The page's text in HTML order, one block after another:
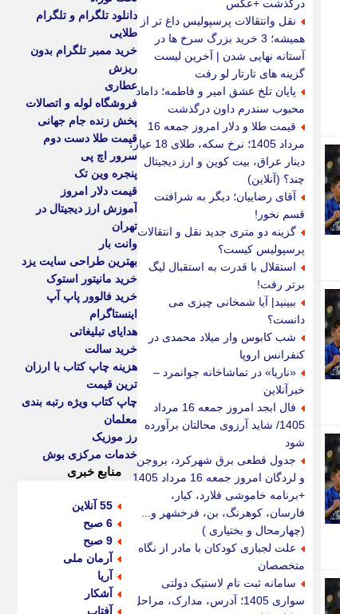
درگذشت +عکس
نقل وانتقالات پرسپولیس داغ تر از
همیشه؛ 3 خرید بزرگ سرخ ها در
آستانه نهایی شدن | آخرین لیست
گزینه های تارتار لو رفت
پایان تلخ عشق امیر و فاطمه؛ داماد
محبوب سندرم داون درگذشت
قیمت طلا و دلار امروز جمعه 16
مرداد 1405؛ نرخ سکه، طلای 18 عیار،
دینار عراق، بیت کوین و ارز دیجیتال
چند؟ (آنلاین)
آقای رضاییان؛ دیگر به شرافتت
قسم نخور!
گزینه دو متری جدید نقل و انتقالات
پرسپولیس کیست؟
استقلال با قدرت به استقبال لیگ
برتر رفت!
ببینید| آیا شمخانی چیزی می
دانست؟
شب کابوس وار میلاد محمدی در
کنفرانس اروپا
«ناریا» در تماشاخانه جوانمرد –
خبرآنلاین
فال ابجد امروز جمعه 16 مرداد
1405/ شاید آرزوی محالتان برآورده
شود
جدول قطعی برق شهرکرد، بروجن
و لردگان امروز جمعه 16 مرداد 1405
+برنامه خاموشی فلارد، کیار،
فارسان، کوهرنگ، بن، فرخشهر و...
(چهارمحال و بختیاری )
علت لجبازی کودکان با مادر از نگاه
متخصصان
سامانه ثبت نام لاستیک دولتی
سواری 1405؛ آدرس، مدارک، مراحل
دانلود تلگرام و تلگرام
طلایی
خرید ممبر تلگرام بدون
ریزش
عطاری
فروشگاه لوله و اتصالات
پخش زنده جام جهانی
قیمت طلا دست دوم
سرور اچ پی
پنجره وین تک
قیمت دلار امروز
آموزش ارز دیجیتال در
تهران
وانت بار
بهترین طراحی سایت یزد
خرید مانیتور استوک
خرید فالوور پاپ آپ
اینستاگرام
هدایای تبلیغاتی
خرید سالت
هزینه چاپ کتاب با ارزان
ترین قیمت
چاپ کتاب ویژه رتبه بندی
معلمان
رز موزیک
خدمات مرکزی بوش
منابع خبری
55 آنلاین
6 صبح
9 صبح
آرمان ملی
آریا
آشکار
آفتاب